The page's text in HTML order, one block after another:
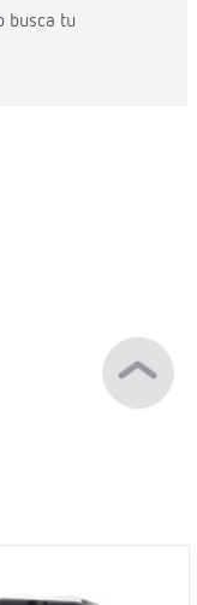
busca tu